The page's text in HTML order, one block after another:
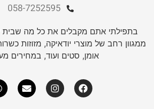
058-7252595
בתפילתי אתם מקבלים את כל מה שבית
ממגוון רחב של מוצרי יודאיקה, מזוזות
אומן, סטים ועוד, במחירים